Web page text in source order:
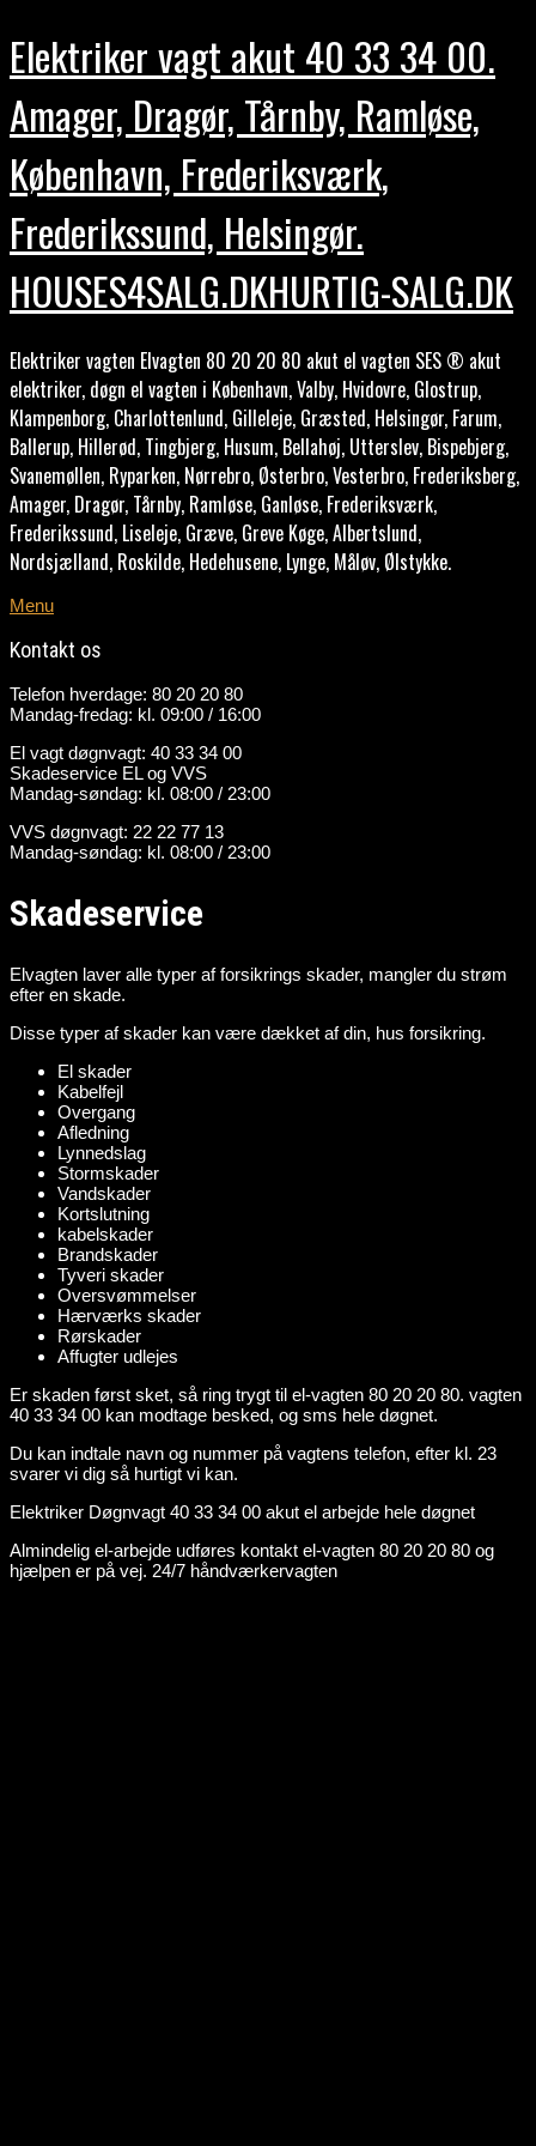
Elektriker vagt akut 40 33 34 00.
Amager, Dragør, Tårnby, Ramløse,
København, Frederiksværk,
Frederikssund, Helsingør.
HOUSES4SALG.DKHURTIG-SALG.DK
Elektriker vagten Elvagten 80 20 20 80 akut el vagten SES ® akut
elektriker, døgn el vagten i København, Valby, Hvidovre, Glostrup,
Klampenborg, Charlottenlund, Gilleleje, Græsted, Helsingør, Farum,
Ballerup, Hillerød, Tingbjerg, Husum, Bellahøj, Utterslev, Bispebjerg,
Svanemøllen, Ryparken, Nørrebro, Østerbro, Vesterbro, Frederiksberg,
Amager, Dragør, Tårnby, Ramløse, Ganløse, Frederiksværk,
Frederikssund, Liseleje, Græve, Greve Køge, Albertslund,
Nordsjælland, Roskilde, Hedehusene, Lynge, Måløv, Ølstykke.
Menu
Kontakt os
Telefon hverdage: 80 20 20 80
Mandag-fredag: kl. 09:00 / 16:00
El vagt døgnvagt: 40 33 34 00
Skadeservice EL og VVS
Mandag-søndag: kl. 08:00 / 23:00
VVS døgnvagt: 22 22 77 13
Mandag-søndag: kl. 08:00 / 23:00
Skadeservice
Elvagten laver alle typer af forsikrings skader, mangler du strøm
efter en skade.
Disse typer af skader kan være dækket af din, hus forsikring.
El skader
Kabelfejl
Overgang
Afledning
Lynnedslag
Stormskader
Vandskader
Kortslutning
kabelskader
Brandskader
Tyveri skader
Oversvømmelser
Hærværks skader
Rørskader
Affugter udlejes
Er skaden først sket, så ring trygt til el-vagten 80 20 20 80. vagten
40 33 34 00 kan modtage besked, og sms hele døgnet.
Du kan indtale navn og nummer på vagtens telefon, efter kl. 23
svarer vi dig så hurtigt vi kan.
Elektriker Døgnvagt 40 33 34 00 akut el arbejde hele døgnet
Almindelig el-arbejde udføres kontakt el-vagten 80 20 20 80 og
hjælpen er på vej. 24/7 håndværkervagten